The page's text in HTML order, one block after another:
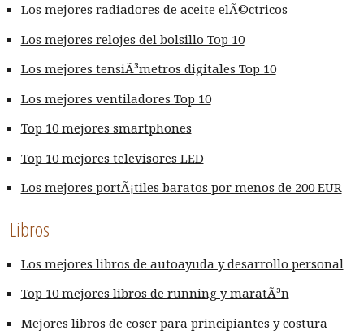
Los mejores radiadores de aceite elÃ©ctricos
Los mejores relojes del bolsillo Top 10
Los mejores tensiÃ³metros digitales Top 10
Los mejores ventiladores Top 10
Top 10 mejores smartphones
Top 10 mejores televisores LED
Los mejores portÃ¡tiles baratos por menos de 200 EUR
Libros
Los mejores libros de autoayuda y desarrollo personal
Top 10 mejores libros de running y maratÃ³n
Mejores libros de coser para principiantes y costura